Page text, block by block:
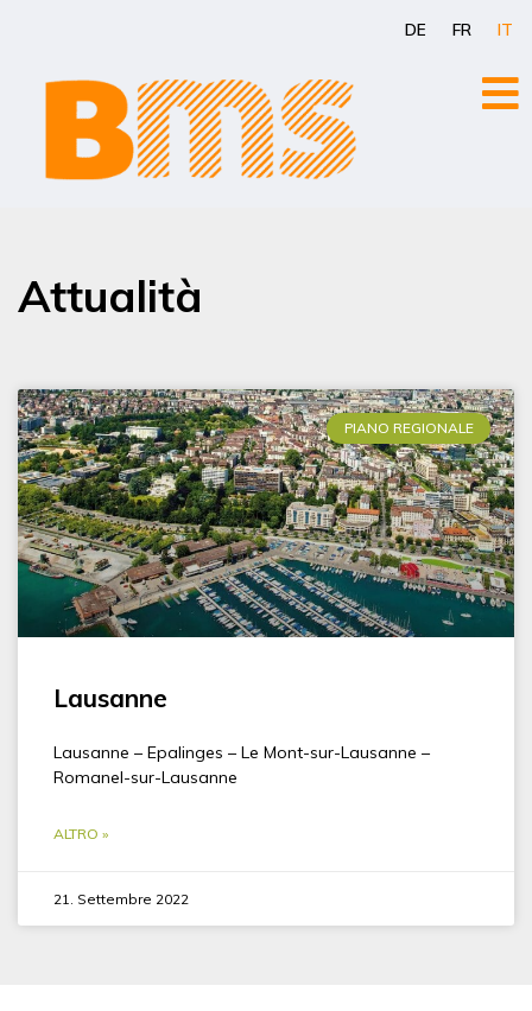
DE FR IT
Attualità
PIANO REGIONALE
Lausanne
Lausanne – Epalinges – Le Mont-sur-Lausanne –
Romanel-sur-Lausanne
ALTRO »
21. Settembre 2022